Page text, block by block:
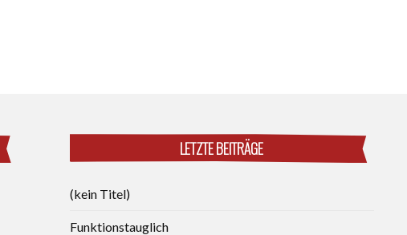
LETZTE BEITRÄGE
(kein Titel)
Funktionstauglich